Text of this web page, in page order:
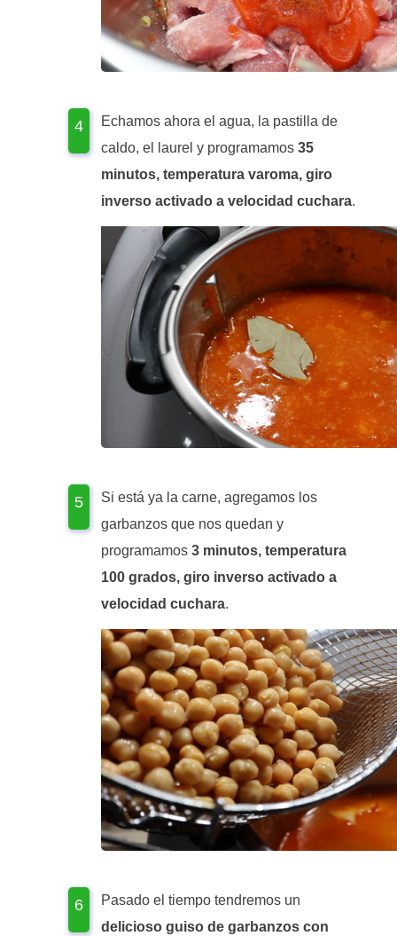
Echamos ahora el agua, la pastilla de
caldo, el laurel y programamos 35
minutos, temperatura varoma, giro
inverso activado a velocidad cuchara.
Si está ya la carne, agregamos los
garbanzos que nos quedan y
programamos 3 minutos, temperatura
100 grados, giro inverso activado a
velocidad cuchara.
Pasado el tiempo tendremos un
delicioso guiso de garbanzos con